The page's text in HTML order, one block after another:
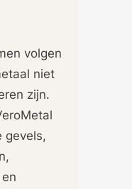
volgen
niet
zijn.
gevels,